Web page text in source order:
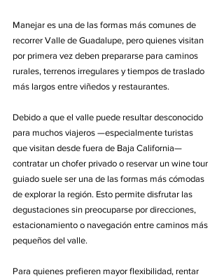
Manejar es una de las formas más comunes de
recorrer Valle de Guadalupe, pero quienes visitan
por primera vez deben prepararse para caminos
rurales, terrenos irregulares y tiempos de traslado
más largos entre viñedos y restaurantes.
Debido a que el valle puede resultar desconocido
para muchos viajeros —especialmente turistas
que visitan desde fuera de Baja California—
contratar un chofer privado o reservar un wine tour
guiado suele ser una de las formas más cómodas
de explorar la región. Esto permite disfrutar las
degustaciones sin preocuparse por direcciones,
estacionamiento o navegación entre caminos más
pequeños del valle.
Para quienes prefieren mayor flexibilidad, rentar